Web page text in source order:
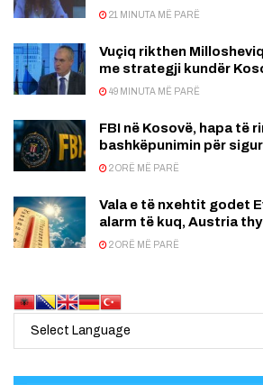
21 MINUTA MË PARË
Vuçiq rikthen
me strategji kundër
49 MINUTA MË PARË
FBI në Kosovë, hapa të
bashkëpunimin për
2 ORË MË PARË
Vala e të nxehtit godet
alarm të kuq, Austria
2 ORË MË PARË